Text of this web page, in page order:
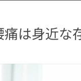
は身近な